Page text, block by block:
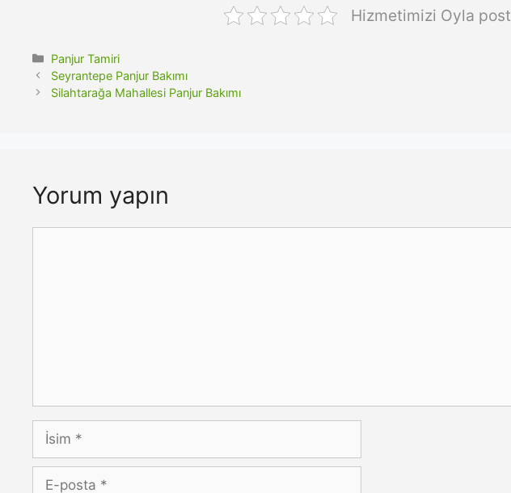
Hizmetimizi Oyla post
Kategoriler
Panjur Tamiri
Seyrantepe Panjur Bakımı
Silahtarağa Mahallesi Panjur Bakımı
Yorum yapın
İsim